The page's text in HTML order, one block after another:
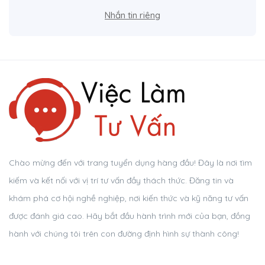
Nhắn tin riêng
Chào mừng đến với trang tuyển dụng hàng đầu! Đây là nơi tìm
kiếm và kết nối với vị trí tư vấn đầy thách thức. Đăng tin và
khám phá cơ hội nghề nghiệp, nơi kiến thức và kỹ năng tư vấn
được đánh giá cao. Hãy bắt đầu hành trình mới của bạn, đồng
hành với chúng tôi trên con đường định hình sự thành công!